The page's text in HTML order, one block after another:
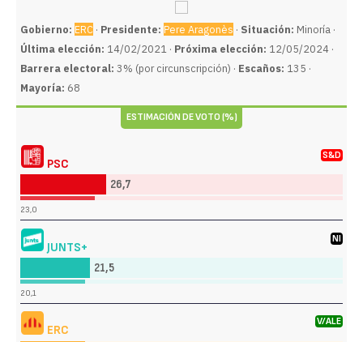
Gobierno: ERC · Presidente: Pere Aragonès · Situación: Minoría ·
Última elección: 14/02/2021 · Próxima elección: 12/05/2024 ·
Barrera electoral: 3% (por circunscripción) · Escaños: 135 ·
Mayoría: 68
ESTIMACIÓN DE VOTO (%)
PSC
S&D
26,7
23,0
JUNTS+
NI
21,5
20,1
ERC
V/ALE